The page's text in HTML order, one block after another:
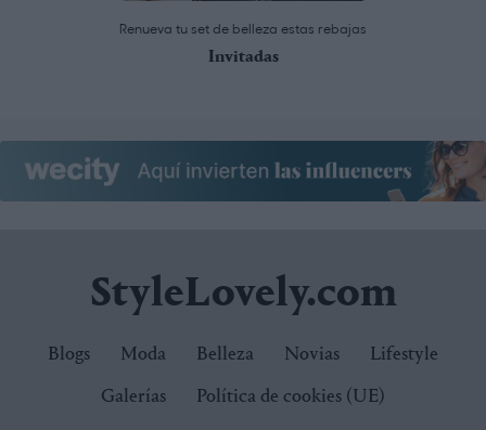
Renueva tu set de belleza estas rebajas
Invitadas
StyleLovely.com
Blogs Moda Belleza Novias Lifestyle
Galerías Política de cookies (UE)